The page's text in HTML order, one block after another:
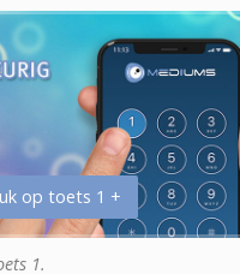
op toets 1 +
1.